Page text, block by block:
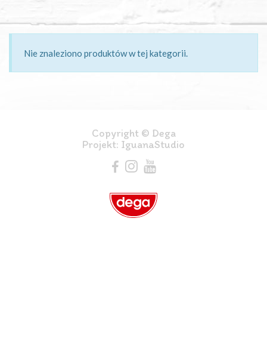
Nie znaleziono produktów w tej kategorii.
Copyright © Dega
Projekt: IguanaStudio